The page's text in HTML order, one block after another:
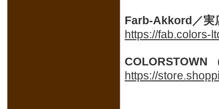
Farb-Akkord／実
https://fab.colors-
COLORSTOWN
https://